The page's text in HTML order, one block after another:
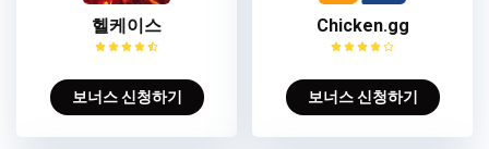
헬케이스
보너스 신청하기
Chicken.gg
보너스 신청하기